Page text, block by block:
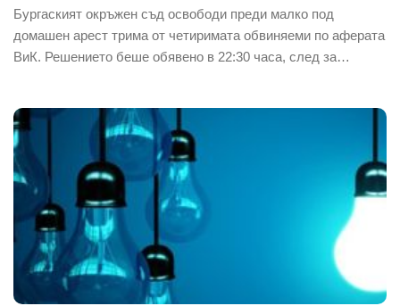
Бургаският окръжен съд освободи преди малко под
домашен арест трима от четиримата обвиняеми по аферата
ВиК. Решението беше обявено в 22:30 часа, след за…